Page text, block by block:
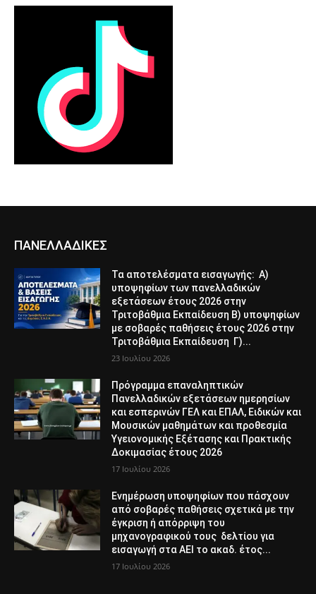
ΠΑΝΕΛΛΑΔΙΚΕΣ
Τα αποτελέσματα εισαγωγής: Α)
υποψηφίων των πανελλαδικών
εξετάσεων έτους 2026 στην
Τριτοβάθμια Εκπαίδευση Β) υποψηφίων
με σοβαρές παθήσεις έτους 2026 στην
Τριτοβάθμια Εκπαίδευση Γ)...
23 Ιουλίου 2026
Πρόγραμμα επαναληπτικών
Πανελλαδικών εξετάσεων ημερησίων
και εσπερινών ΓΕΛ και ΕΠΑΛ, Ειδικών και
Μουσικών μαθημάτων και προθεσμία
Υγειονομικής Εξέτασης και Πρακτικής
Δοκιμασίας έτους 2026
17 Ιουλίου 2026
Ενημέρωση υποψηφίων που πάσχουν
από σοβαρές παθήσεις σχετικά με την
έγκριση ή απόρριψη του
μηχανογραφικού τους δελτίου για
εισαγωγή στα ΑΕΙ το ακαδ. έτος...
17 Ιουλίου 2026